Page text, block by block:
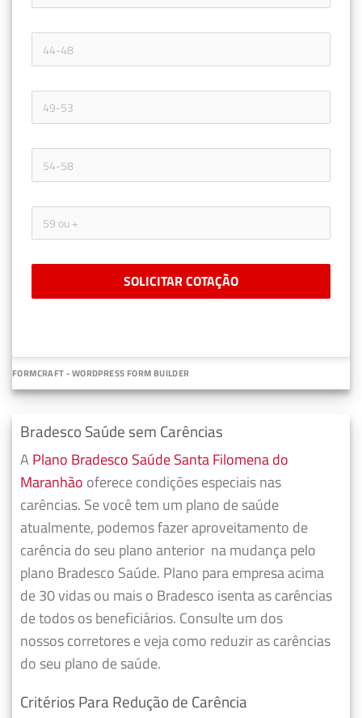
SOLICITAR COTAÇÃO
FORMCRAFT - WORDPRESS FORM BUILDER
Bradesco Saúde sem Carências
A Plano Bradesco Saúde Santa Filomena do
Maranhão oferece condições especiais nas
carências. Se você tem um plano de saúde
atualmente, podemos fazeraproveitamento de
carência do seu plano anterior na mudança pelo
plano Bradesco Saúde. Plano para empresa acima
de 30 vidas ou mais o Bradesco isenta as carências
de todos os beneficiários. Consulte um dos
nossos corretores e veja como reduzir as carências
do seu plano de saúde.
Critérios Para Redução de Carência